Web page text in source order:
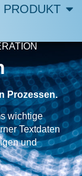
PRODUKT
Prozessen.
wichtige
Textdaten
und